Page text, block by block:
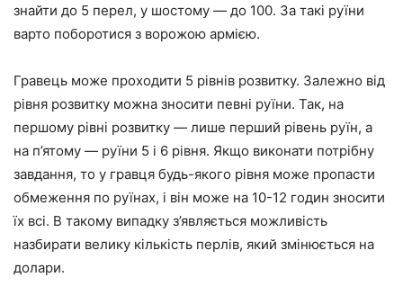
знайти до 5 перел, у шостому — до 100. За такі руїни
варто поборотися з ворожою армією.
Гравець може проходити 5 рівнів розвитку. Залежно від
рівня розвитку можна зносити певні руїни. Так, на
першому рівні розвитку — лише перший рівень руїн, а
на п’ятому — руїни 5 і 6 рівня. Якщо виконати потрібну
завдання, то у гравця будь-якого рівня може пропасти
обмеження по руїнах, і він може на 10-12 годин зносити
їх всі. В такому випадку з’являється можливість
назбирати велику кількість перлів, який змінюється на
долари.